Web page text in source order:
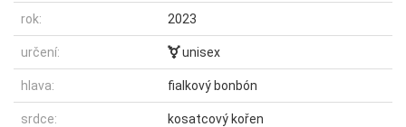
rok: 2023
určení: unisex
hlava: fialkový bonbón
srdce: kosatcový kořen